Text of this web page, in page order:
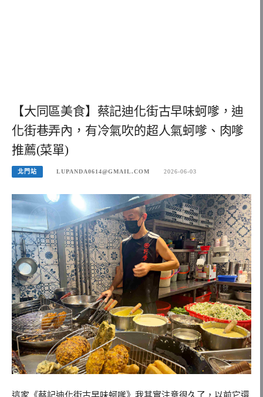
【大同區美食】蔡記迪化街古早味蚵嗲，迪
化街巷弄內，有冷氣吹的超人氣蚵嗲、肉嗲
推薦(菜單)
北門站 LUPANDA0614@GMAIL.COM 2026-06-03